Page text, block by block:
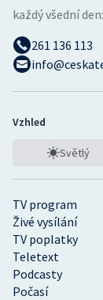
TV program
Živé vysílání
TV poplatky
Teletext
Podcasty
Počasí
každý všední den:
261 136 113
Vzhled
Světlý